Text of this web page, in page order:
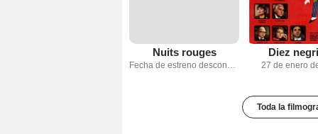
Nuits rouges
Fecha de estreno desconocida
Diez
27 de enero
Toda la